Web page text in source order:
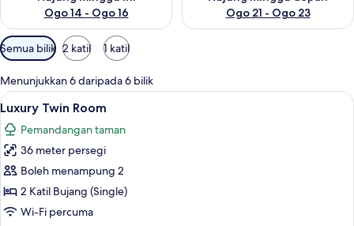
Ogo 14 - Ogo 16
Ogo 21 - Ogo 23
Penapis
yang
tersedia
untuk
bilik
Semua bilik 2 katil 1 katil
Menunjukkan 6 daripada 6 bilik
Lihat
semua
foto
untuk
Luxury
Twin
Room
Luxury Twin Room | Bar mini, peti
3
Luxury Twin Room
Pemandangan taman
36 meter persegi
Boleh menampung 2
2 Katil Bujang (Single)
Wi-Fi percuma